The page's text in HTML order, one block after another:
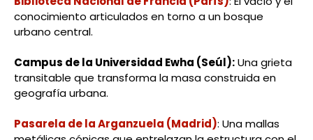
conocimiento articulados en torno a un bosque
urbano central.
Campus de la Universidad Ewha (Seúl):Una grieta
transitable que transforma la masa construida en
geografía urbana.
Pasarela de la Arganzuela (Madrid): Una mallas